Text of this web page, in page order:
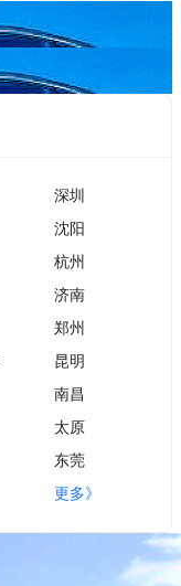
深圳
沈阳
杭州
济南
郑州
昆明
南昌
太原
东莞
更多》